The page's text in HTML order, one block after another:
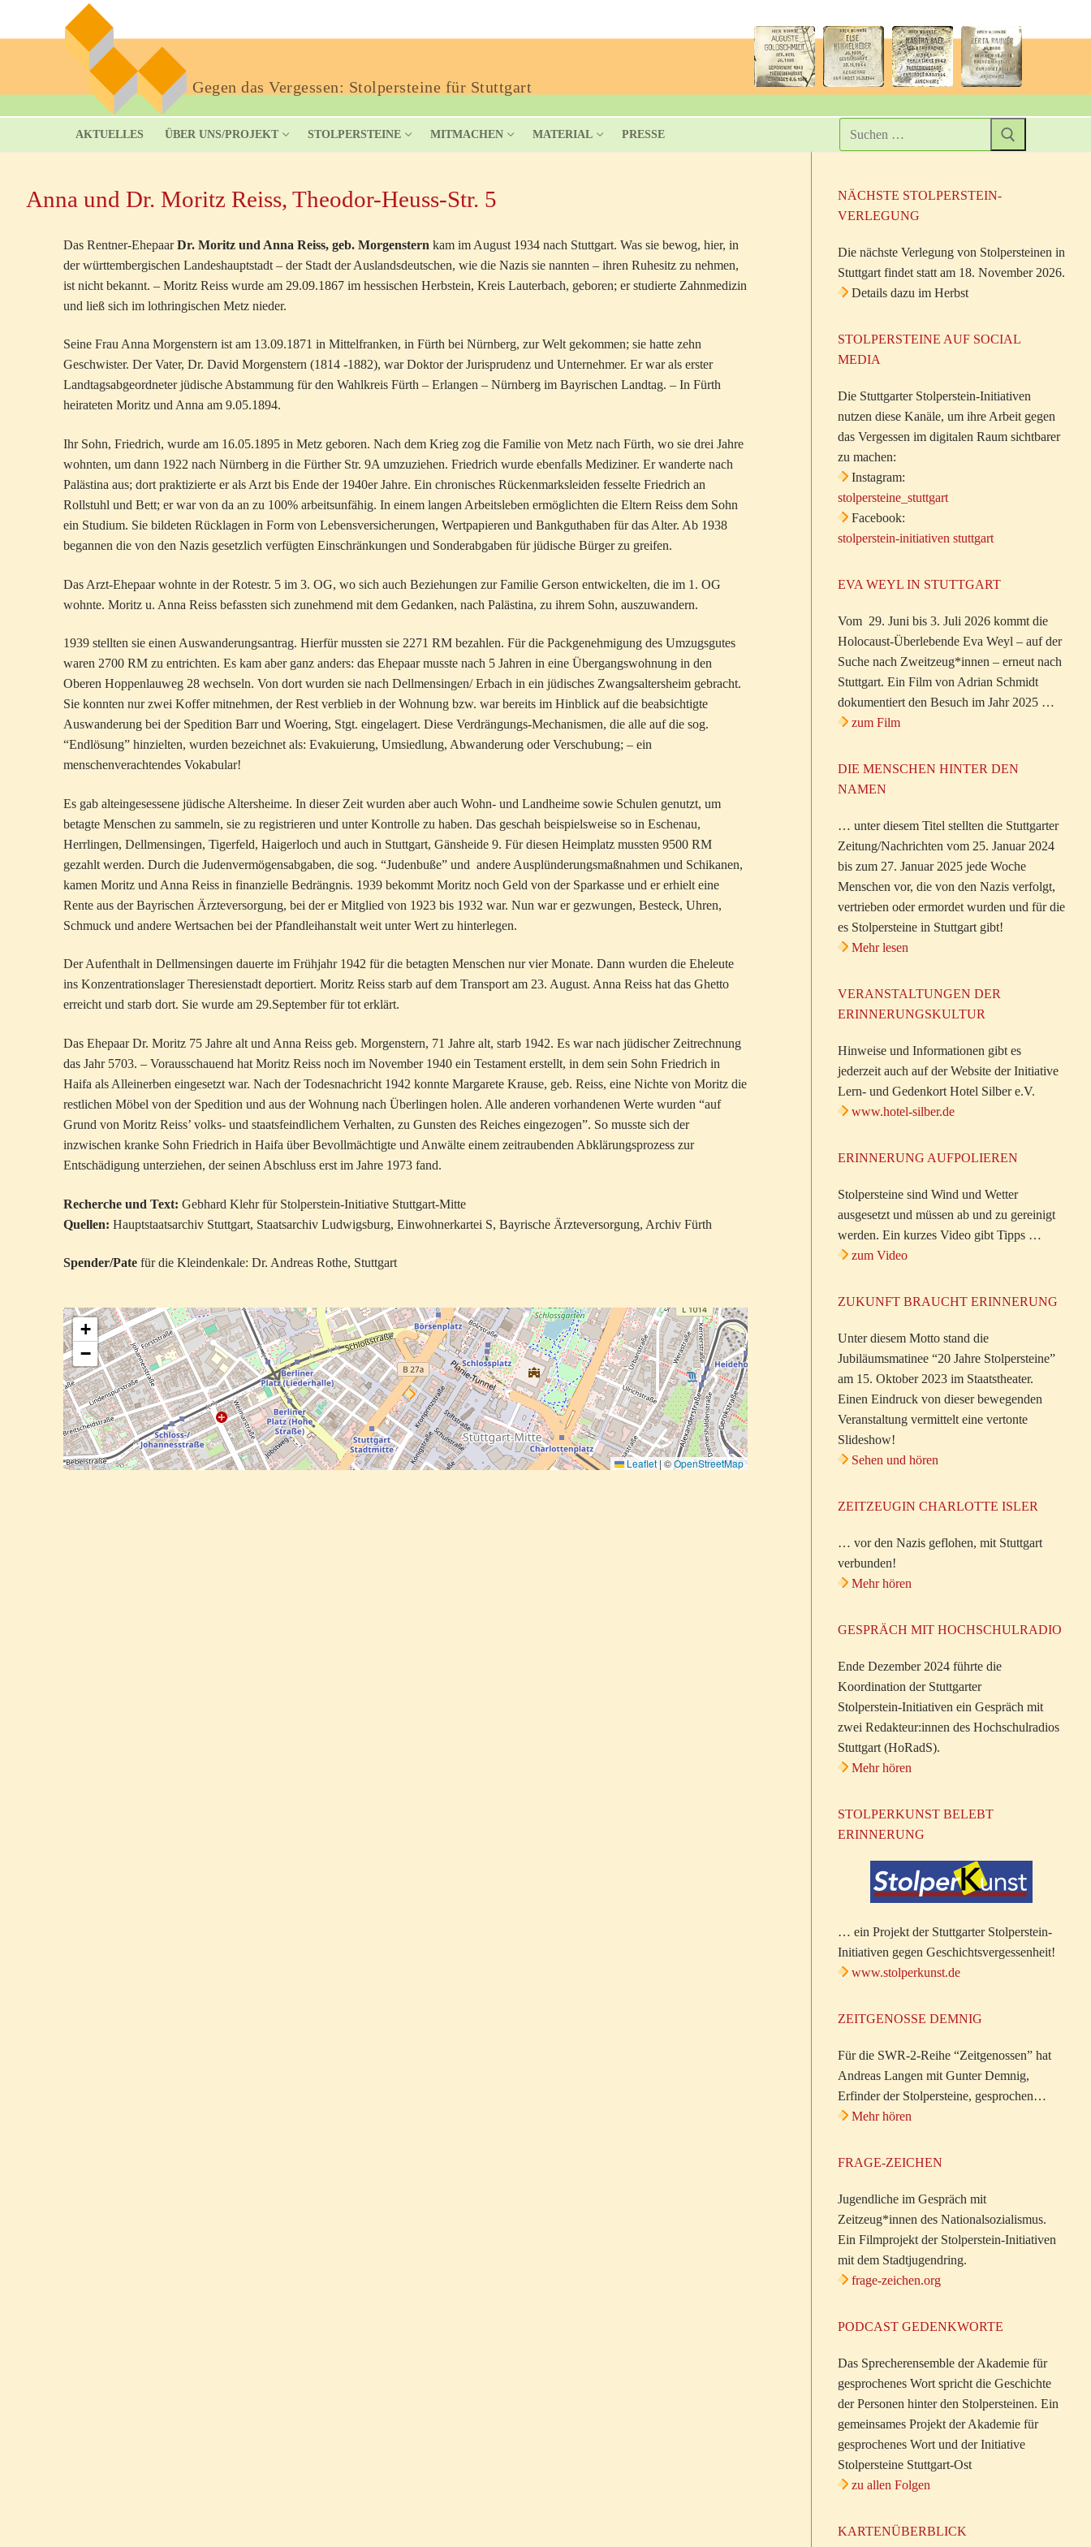
Gegen das Vergessen: Stolpersteine für Stuttgart
AKTUELLES ÜBER UNS/PROJEKT STOLPERSTEINE MITMACHEN MATERIAL PRESSE
Anna und Dr. Moritz Reiss, Theodor-Heuss-Str. 5
Das Rentner-EhepaarDr. Moritz und Anna Reiss, geb. Morgenstern kam im August 1934 nach Stuttgart. Was sie bewog, hier, in
der württembergischen Landeshauptstadt – der Stadt der Auslandsdeutschen, wie die Nazis sie nannten – ihren Ruhesitz zu nehmen,
ist nicht bekannt. – Moritz Reiss wurde am 29.09.1867 im hessischen Herbstein, Kreis Lauterbach, geboren; er studierte Zahnmedizin
und ließ sich im lothringischen Metz nieder.
Seine Frau Anna Morgenstern ist am 13.09.1871 in Mittelfranken, in Fürth bei Nürnberg, zur Welt gekommen; sie hatte zehn
Geschwister. Der Vater, Dr. David Morgenstern (1814 -1882), war Doktor der Jurisprudenz und Unternehmer. Er war als erster
Landtagsabgeordneter jüdische Abstammung für den Wahlkreis Fürth – Erlangen – Nürnberg im Bayrischen Landtag. – In Fürth
heirateten Moritz und Anna am 9.05.1894.
Ihr Sohn, Friedrich, wurde am 16.05.1895 in Metz geboren. Nach dem Krieg zog die Familie von Metz nach Fürth, wo sie drei Jahre
wohnten, um dann 1922 nach Nürnberg in die Fürther Str. 9A umzuziehen. Friedrich wurde ebenfalls Mediziner. Er wanderte nach
Palästina aus; dort praktizierte er als Arzt bis Ende der 1940er Jahre. Ein chronisches Rückenmarksleiden fesselte Friedrich an
Rollstuhl und Bett; er war von da an zu 100% arbeitsunfähig. In einem langen Arbeitsleben ermöglichten die Eltern Reiss dem Sohn
ein Studium. Sie bildeten Rücklagen in Form von Lebensversicherungen, Wertpapieren und Bankguthaben für das Alter. Ab 1938
begannen die von den Nazis gesetzlich verfügten Einschränkungen und Sonderabgaben für jüdische Bürger zu greifen.
Das Arzt-Ehepaar wohnte in der Rotestr. 5 im 3. OG, wo sich auch Beziehungen zur Familie Gerson entwickelten, die im 1. OG
wohnte. Moritz u. Anna Reiss befassten sich zunehmend mit dem Gedanken, nach Palästina, zu ihrem Sohn, auszuwandern.
1939 stellten sie einen Auswanderungsantrag. Hierfür mussten sie 2271 RM bezahlen. Für die Packgenehmigung des Umzugsgutes
waren 2700 RM zu entrichten. Es kam aber ganz anders: das Ehepaar musste nach 5 Jahren in eine Übergangswohnung in den
Oberen Hoppenlauweg 28 wechseln. Von dort wurden sie nach Dellmensingen/ Erbach in ein jüdisches Zwangsaltersheim gebracht.
Sie konnten nur zwei Koffer mitnehmen, der Rest verblieb in der Wohnung bzw. war bereits im Hinblick auf die beabsichtigte
Auswanderung bei der Spedition Barr und Woering, Stgt. eingelagert. Diese Verdrängungs-Mechanismen, die alle auf die sog.
“Endlösung” hinzielten, wurden bezeichnet als: Evakuierung, Umsiedlung, Abwanderung oder Verschubung; – ein
menschenverachtendes Vokabular!
Es gab alteingesessene jüdische Altersheime. In dieser Zeit wurden aber auch Wohn- und Landheime sowie Schulen genutzt, um
betagte Menschen zu sammeln, sie zu registrieren und unter Kontrolle zu haben. Das geschah beispielsweise so in Eschenau,
Herrlingen, Dellmensingen, Tigerfeld, Haigerloch und auch in Stuttgart, Gänsheide 9. Für diesen Heimplatz mussten 9500 RM
gezahlt werden. Durch die Judenvermögensabgaben, die sog. “Judenbuße” und andere Ausplünderungsmaßnahmen und Schikanen,
kamen Moritz und Anna Reiss in finanzielle Bedrängnis. 1939 bekommt Moritz noch Geld von der Sparkasse und er erhielt eine
Rente aus der Bayrischen Ärzteversorgung, bei der er Mitglied von 1923 bis 1932 war. Nun war er gezwungen, Besteck, Uhren,
Schmuck und andere Wertsachen bei der Pfandleihanstalt weit unter Wert zu hinterlegen.
Der Aufenthalt in Dellmensingen dauerte im Frühjahr 1942 für die betagten Menschen nur vier Monate. Dann wurden die Eheleute
ins Konzentrationslager Theresienstadt deportiert. Moritz Reiss starb auf dem Transport am 23. August. Anna Reiss hat das Ghetto
erreicht und starb dort. Sie wurde am 29.September für tot erklärt.
Das Ehepaar Dr. Moritz 75 Jahre alt und Anna Reiss geb. Morgenstern, 71 Jahre alt, starb 1942. Es war nach jüdischer Zeitrechnung
das Jahr 5703. – Vorausschauend hat Moritz Reiss noch im November 1940 ein Testament erstellt, in dem sein Sohn Friedrich in
Haifa als Alleinerben eingesetzt war. Nach der Todesnachricht 1942 konnte Margarete Krause, geb. Reiss, eine Nichte von Moritz die
restlichen Möbel von der Spedition und aus der Wohnung nach Überlingen holen. Alle anderen vorhandenen Werte wurden “auf
Grund von Moritz Reiss’ volks- und staatsfeindlichem Verhalten, zu Gunsten des Reiches eingezogen”. So musste sich der
inzwischen kranke Sohn Friedrich in Haifa über Bevollmächtigte und Anwälte einem zeitraubenden Abklärungsprozess zur
Entschädigung unterziehen, der seinen Abschluss erst im Jahre 1973 fand.
Recherche und Text: Gebhard Klehr für Stolperstein-Initiative Stuttgart-Mitte
Quellen: Hauptstaatsarchiv Stuttgart, Staatsarchiv Ludwigsburg, Einwohnerkartei S, Bayrische Ärzteversorgung, Archiv Fürth
Spender/Pate für die Kleindenkale: Dr. Andreas Rothe, Stuttgart
+
−
Leaflet | ©OpenStreetMap
NÄCHSTE STOLPERSTEIN-
VERLEGUNG
Die nächste Verlegung von Stolpersteinen in
Stuttgart findet statt am 18. November 2026.
Details dazu im Herbst
STOLPERSTEINE AUF SOCIAL
MEDIA
Die Stuttgarter Stolperstein-Initiativen
nutzen diese Kanäle, um ihre Arbeit gegen
das Vergessen im digitalen Raum sichtbarer
zu machen:
Instagram:
stolpersteine_stuttgart
Facebook:
stolperstein-initiativen stuttgart
EVA WEYL IN STUTTGART
Vom 29. Juni bis 3. Juli 2026 kommt die
Holocaust-Überlebende Eva Weyl – auf der
Suche nach Zweitzeug*innen – erneut nach
Stuttgart. Ein Film von Adrian Schmidt
dokumentiert den Besuch im Jahr 2025 …
zum Film
DIE MENSCHEN HINTER DEN
NAMEN
… unter diesem Titel stellten die Stuttgarter
Zeitung/Nachrichten vom 25. Januar 2024
bis zum 27. Januar 2025 jede Woche
Menschen vor, die von den Nazis verfolgt,
vertrieben oder ermordet wurden und für die
es Stolpersteine in Stuttgart gibt!
Mehr lesen
VERANSTALTUNGEN DER
ERINNERUNGSKULTUR
Hinweise und Informationen gibt es
jederzeit auch auf der Website der Initiative
Lern- und Gedenkort Hotel Silber e.V.
www.hotel-silber.de
ERINNERUNG AUFPOLIEREN
Stolpersteine sind Wind und Wetter
ausgesetzt und müssen ab und zu gereinigt
werden. Ein kurzes Video gibt Tipps …
zum Video
ZUKUNFT BRAUCHT ERINNERUNG
Unter diesem Motto stand die
Jubiläumsmatinee “20 Jahre Stolpersteine”
am 15. Oktober 2023 im Staatstheater.
Einen Eindruck von dieser bewegenden
Veranstaltung vermittelt eine vertonte
Slideshow!
Sehen und hören
ZEITZEUGIN CHARLOTTE ISLER
… vor den Nazis geflohen, mit Stuttgart
verbunden!
Mehr hören
GESPRÄCH MIT HOCHSCHULRADIO
Ende Dezember 2024 führte die
Koordination der Stuttgarter
Stolperstein-Initiativen ein Gespräch mit
zwei Redakteur:innen des Hochschulradios
Stuttgart (HoRadS).
Mehr hören
STOLPERKUNST BELEBT
ERINNERUNG
… ein Projekt der Stuttgarter Stolperstein-
Initiativen gegen Geschichtsvergessenheit!
www.stolperkunst.de
ZEITGENOSSE DEMNIG
Für die SWR-2-Reihe “Zeitgenossen” hat
Andreas Langen mit Gunter Demnig,
Erfinder der Stolpersteine, gesprochen…
Mehr hören
FRAGE-ZEICHEN
Jugendliche im Gespräch mit
Zeitzeug*innen des Nationalsozialismus.
Ein Filmprojekt der Stolperstein-Initiativen
mit dem Stadtjugendring.
frage-zeichen.org
PODCAST GEDENKWORTE
Das Sprecherensemble der Akademie für
gesprochenes Wort spricht die Geschichte
der Personen hinter den Stolpersteinen. Ein
gemeinsames Projekt der Akademie für
gesprochenes Wort und der Initiative
Stolpersteine Stuttgart-Ost
zu allen Folgen
KARTENÜBERBLICK